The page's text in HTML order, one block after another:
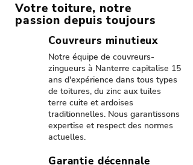
Votre toiture, notre
passion depuis toujours
Couvreurs minutieux
Notre équipe de couvreurs-
zingueurs à Nanterre capitalise 15
ans d'expérience dans tous types
de toitures, du zinc aux tuiles
terre cuite et ardoises
traditionnelles. Nous garantissons
expertise et respect des normes
actuelles.
Garantie décennale